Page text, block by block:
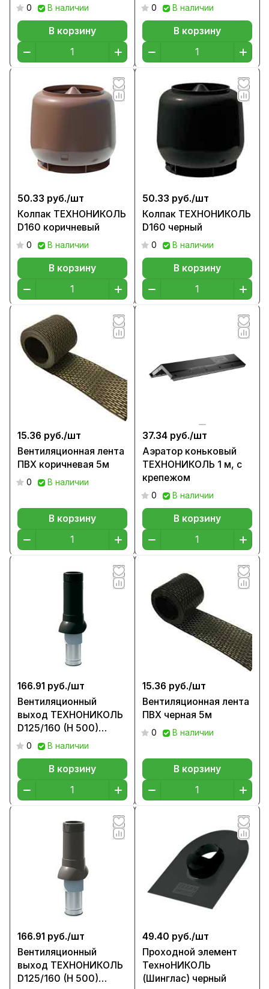
0 В наличии
В корзину
0 В наличии
В корзину
50.33 руб./шт
Колпак ТЕХНОНИКОЛЬ
D160 коричневый
0 В наличии
В корзину
50.33 руб./шт
Колпак ТЕХНОНИКОЛЬ
D160 черный
0 В наличии
В корзину
15.36 руб./шт
Вентиляционная лента
ПВХ коричневая 5м
0 В наличии
В корзину
37.34 руб./шт
Аэратор коньковый
ТЕХНОНИКОЛЬ 1 м, с
крепежом
0 В наличии
В корзину
166.91 руб./шт
Вентиляционный
выход ТЕХНОНИКОЛЬ
D125/160 (H 500)
черный
0 В наличии
В корзину
15.36 руб./шт
Вентиляционная лента
ПВХ черная 5м
0 В наличии
В корзину
166.91 руб./шт
Вентиляционный
выход ТЕХНОНИКОЛЬ
D125/160 (H 500)
49.40 руб./шт
Проходной элемент
ТехноНИКОЛЬ
(Шинглас) черный